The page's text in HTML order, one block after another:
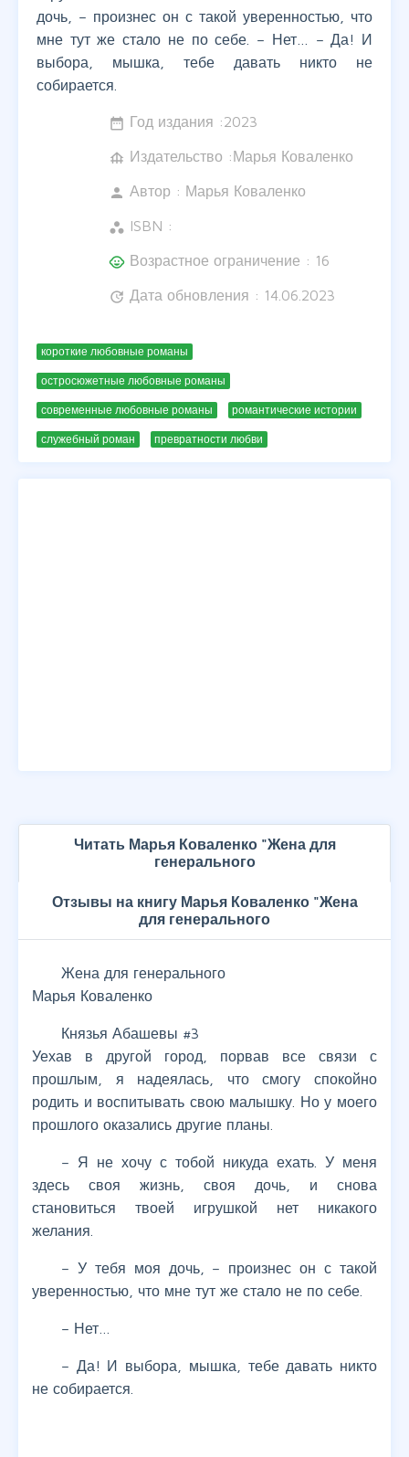
дочь, – произнес он с такой уверенностью, что
мне тут же стало не по себе. – Нет… – Да! И
выбора, мышка, тебе давать никто не
собирается.
date_range Год издания :2023
foundation Издательство :Марья Коваленко
person Автор : Марья Коваленко
workspaces ISBN :
child_care Возрастное ограничение : 16
update Дата обновления : 14.06.2023
короткие любовные романы
остросюжетные любовные романы
современные любовные романы романтические истории
служебный роман превратности любви
Читать Марья Коваленко "Жена для
генерального
Отзывы на книгу Марья Коваленко "Жена
для генерального
Жена для генерального
Марья Коваленко
Князья Абашевы #3
Уехав в другой город, порвав все связи с
прошлым, я надеялась, что смогу спокойно
родить и воспитывать свою малышку. Но у моего
прошлого оказались другие планы.
– Я не хочу с тобой никуда ехать. У меня
здесь своя жизнь, своя дочь, и снова
становиться твоей игрушкой нет никакого
желания.
– У тебя моя дочь, – произнес он с такой
уверенностью, что мне тут же стало не по себе.
– Нет…
– Да! И выбора, мышка, тебе давать никто
не собирается.